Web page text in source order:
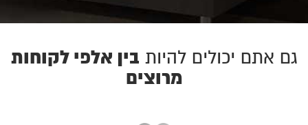
גם אתם יכולים להיות בין אלפי לקוחות
מרוצים